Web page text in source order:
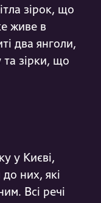
зірок, що
живе в
два янголи,
та зірки, що
у Києві,
них, які
Всі речі